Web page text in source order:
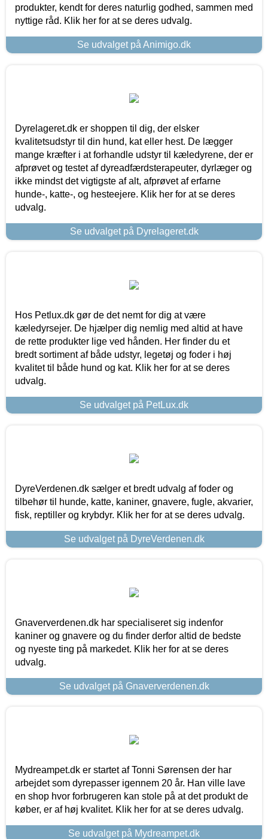
produkter, kendt for deres naturlig godhed, sammen med
nyttige råd. Klik her for at se deres udvalg.
Se udvalget på Animigo.dk
Dyrelageret.dk er shoppen til dig, der elsker
kvalitetsudstyr til din hund, kat eller hest. De lægger
mange kræfter i at forhandle udstyr til kæledyrene, der er
afprøvet og testet af dyreadfærdsterapeuter, dyrlæger og
ikke mindst det vigtigste af alt, afprøvet af erfarne
hunde-, katte-, og hesteejere. Klik her for at se deres
udvalg.
Se udvalget på Dyrelageret.dk
Hos Petlux.dk gør de det nemt for dig at være
kæledyrsejer. De hjælper dig nemlig med altid at have
de rette produkter lige ved hånden. Her finder du et
bredt sortiment af både udstyr, legetøj og foder i høj
kvalitet til både hund og kat. Klik her for at se deres
udvalg.
Se udvalget på PetLux.dk
DyreVerdenen.dk sælger et bredt udvalg af foder og
tilbehør til hunde, katte, kaniner, gnavere, fugle, akvarier,
fisk, reptiller og krybdyr. Klik her for at se deres udvalg.
Se udvalget på DyreVerdenen.dk
Gnaververdenen.dk har specialiseret sig indenfor
kaniner og gnavere og du finder derfor altid de bedste
og nyeste ting på markedet. Klik her for at se deres
udvalg.
Se udvalget på Gnaververdenen.dk
Mydreampet.dk er startet af Tonni Sørensen der har
arbejdet som dyrepasser igennem 20 år. Han ville lave
en shop hvor forbrugeren kan stole på at det produkt de
køber, er af høj kvalitet. Klik her for at se deres udvalg.
Se udvalget på Mydreampet.dk